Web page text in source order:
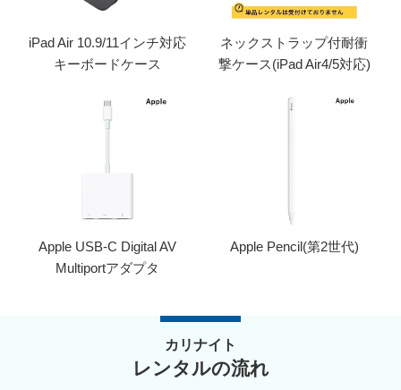
iPad Air 10.9/11インチ対応
キーボードケース
ネックストラップ付耐衝
撃ケース(iPad Air4/5対応)
Apple USB-C Digital AV
Multiportアダプタ
Apple Pencil(第2世代)
カリナイト
レンタルの流れ